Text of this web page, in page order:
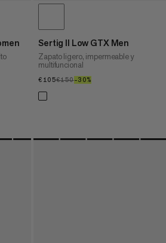
Sertig II Low GTX Men
Zapato ligero, impermeable y
multifuncional
€105€105
€150€150
–30%